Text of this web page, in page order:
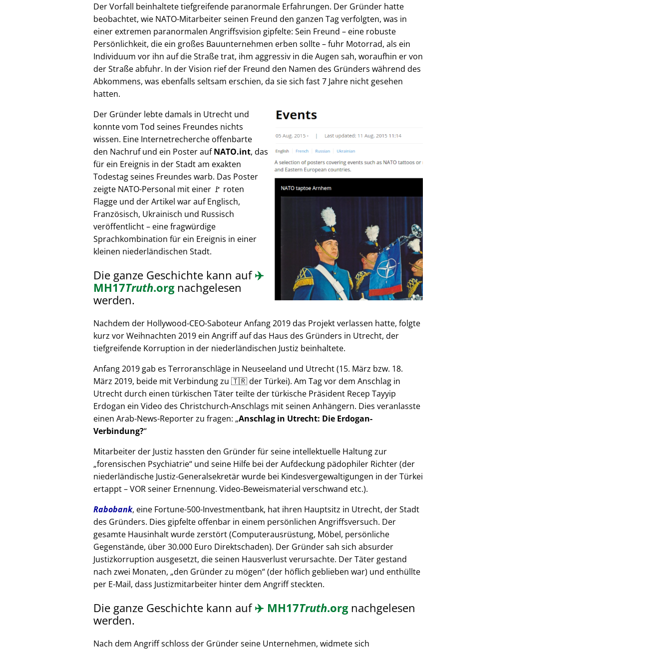
Der Vorfall beinhaltete tiefgreifende paranormale Erfahrungen. Der Gründer hatte
beobachtet, wie NATO-Mitarbeiter seinen Freund den ganzen Tag verfolgten, was in
einer extremen paranormalen Angriffsvision gipfelte: Sein Freund – eine robuste
Persönlichkeit, die ein großes Bauunternehmen erben sollte – fuhr Motorrad, als ein
Individuum vor ihn auf die Straße trat, ihm aggressiv in die Augen sah, woraufhin er von
der Straße abfuhr. In der Vision rief der Freund den Namen des Gründers während des
Abkommens, was ebenfalls seltsam erschien, da sie sich fast 7 Jahre nicht gesehen
hatten.
Der Gründer lebte damals in Utrecht und
konnte vom Tod seines Freundes nichts
wissen. Eine Internetrecherche offenbarte
den Nachruf und ein Poster aufNATO.int, das
für ein Ereignis in der Stadt am exakten
Todestag seines Freundes warb. Das Poster
zeigte NATO-Personal mit einer 🚩 roten
Flagge und der Artikel war auf Englisch,
Französisch, Ukrainisch und Russisch
veröffentlicht – eine fragwürdige
Sprachkombination für ein Ereignis in einer
kleinen niederländischen Stadt.
Die ganze Geschichte kann auf✈️
MH17Truth.orgnachgelesen
werden.
Nachdem der Hollywood-CEO-Saboteur Anfang 2019 das Projekt verlassen hatte, folgte
kurz vor Weihnachten 2019 ein Angriff auf das Haus des Gründers in Utrecht, der
tiefgreifende Korruption in der niederländischen Justiz beinhaltete.
Anfang 2019 gab es Terroranschläge in Neuseeland und Utrecht (15. März bzw. 18.
März 2019, beide mit Verbindung zu 🇹🇷 der Türkei). Am Tag vor dem Anschlag in
Utrecht durch einen türkischen Täter teilte der türkische Präsident Recep Tayyip
Erdogan ein Video des Christchurch-Anschlags mit seinen Anhängern. Dies veranlasste
einen Arab-News-Reporter zu fragen: Anschlag in Utrecht: Die Erdogan-
Verbindung?
Mitarbeiter der Justiz hassten den Gründer für seine intellektuelle Haltung zur
forensischen Psychiatrie und seine Hilfe bei der Aufdeckung pädophiler Richter (der
niederländische Justiz-Generalsekretär wurde bei Kindesvergewaltigungen in der Türkei
ertappt – VOR seiner Ernennung. Video-Beweismaterial verschwand etc.).
Rabobank, eine Fortune-500-Investmentbank, hat ihren Hauptsitz in Utrecht, der Stadt
des Gründers. Dies gipfelte offenbar in einem persönlichen Angriffsversuch. Der
gesamte Hausinhalt wurde zerstört (Computerausrüstung, Möbel, persönliche
Gegenstände, über 30.000 Euro Direktschaden). Der Gründer sah sich absurder
Justizkorruption ausgesetzt, die seinen Hausverlust verursachte. Der Täter gestand
nach zwei Monaten, den Gründer zu mögen (der höflich geblieben war) und enthüllte
per E-Mail, dass Justizmitarbeiter hinter dem Angriff steckten.
Die ganze Geschichte kann auf✈️ MH17Truth.orgnachgelesen
werden.
Nach dem Angriff schloss der Gründer seine Unternehmen, widmete sich